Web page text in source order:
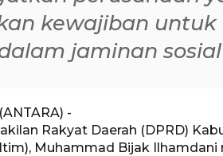
kewajiban
jaminan sosial
-
Rakyat Daerah (DPRD)
Muhammad Bijak